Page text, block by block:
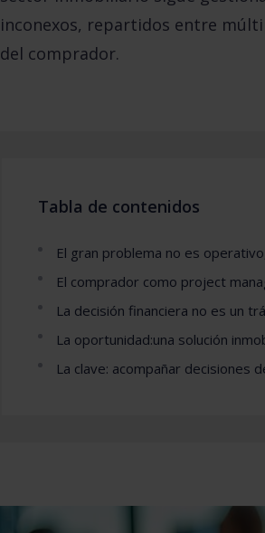
inconexos, repartidos entre
del comprador.
Tabla de contenidos
El gran problema no es
El comprador como project
La decisión financiera no es un
La oportunidad:una solución
La clave: acompañar decisiones